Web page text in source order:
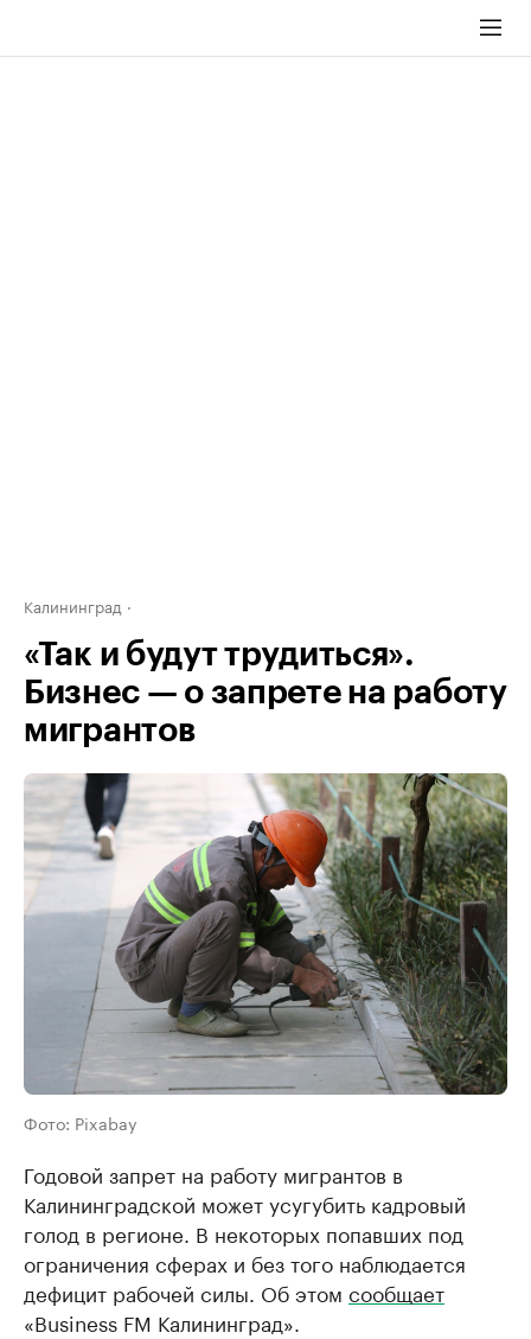
Калининград
«Так и будут трудиться».
Бизнес — о запрете на работу
мигрантов
Фото: Pixabay
Годовой запрет на работу мигрантов в
Калининградской может усугубить кадровый
голод в регионе. В некоторых попавших под
ограничения сферах и без того наблюдается
дефицит рабочей силы. Об этом сообщает
«Business FM Калининград».